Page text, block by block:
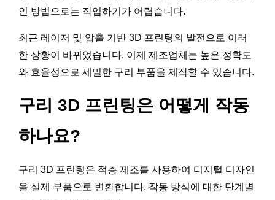
인 방법으로는 작업하기가 어렵습니다.
최근 레이저 및 압출 기반 3D 프린팅의 발전으로 이러
한 상황이 바뀌었습니다. 이제 제조업체는 높은 정확도
와 효율성으로 세밀한 구리 부품을 제작할 수 있습니다.
구리 3D 프린팅은 어떻게 작동
하나요?
구리 3D 프린팅은 적층 제조를 사용하여 디지털 디자인
을 실제 부품으로 변환합니다. 작동 방식에 대한 단계별